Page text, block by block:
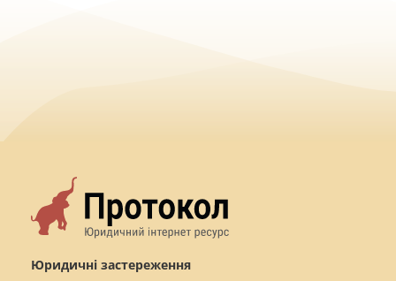
Юридичні застереження